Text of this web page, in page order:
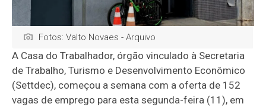
Fotos: Valto Novaes - Arquivo
A Casa do Trabalhador, órgão vinculado à Secretaria
de Trabalho, Turismo e Desenvolvimento Econômico
(Settdec), começou a semana com a oferta de 152
vagas de emprego para esta segunda-feira (11), em